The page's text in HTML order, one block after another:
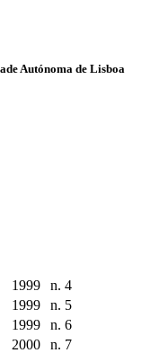
Autónoma de Lisboa
1999 n. 4
1999 n. 5
1999 n. 6
2000 n. 7